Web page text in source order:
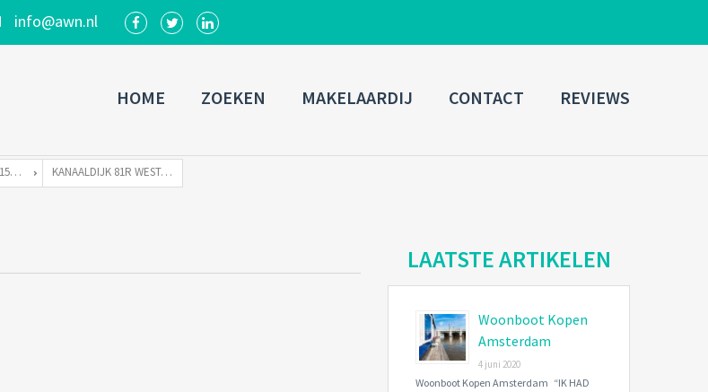
info@awn.nl
Username
Connect with:
Forgot
password? SIGN IN
Remember me
HOME ZOEKEN MAKELAARDIJ CONTACT REVIEWS
KANAALDIJK 81-R TE 1551 PH WESTZAAN KANAALDIJK 81R WESTZAAN-33
LAATSTE ARTIKELEN
Woonboot Kopen
Amsterdam
4 juni 2020
Woonboot Kopen Amsterdam “IK HAD